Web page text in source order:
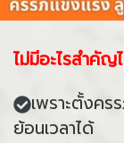
ไม่มีอะไรสำคั
เพราะตั้งค
ย้อนเวลาได้